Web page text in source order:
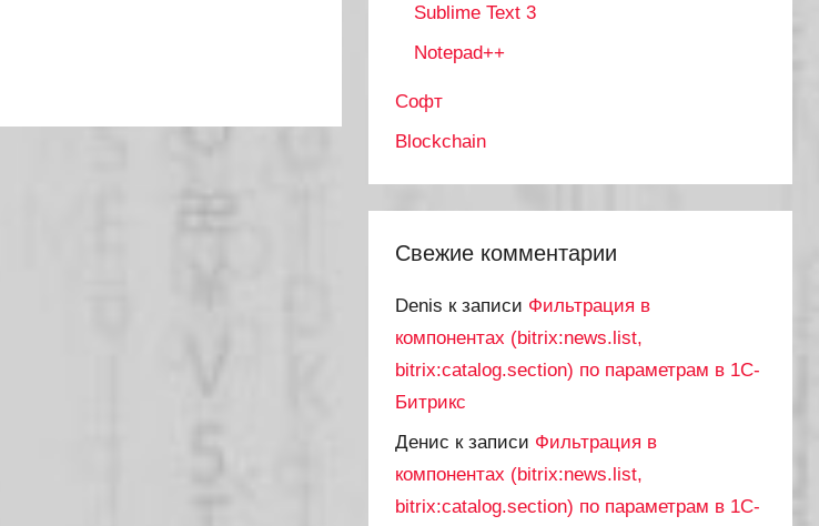
Sublime Text 3
Notepad++
Софт
Blockchain
Свежие комментарии
Denis к записи Фильтрация в
компонентах (bitrix:news.list,
bitrix:catalog.section) по параметрам в 1С-
Битрикс
Денис к записи Фильтрация в
компонентах (bitrix:news.list,
bitrix:catalog.section) по параметрам в 1С-